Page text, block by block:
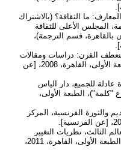
ما الثقافة؟ (بالاشتراك
المجلس الأعلى للثقافة
بالقاهرة، قسم الترجمة)،
منعطف القرن: دراسات ومقالات
سياسية واجتماعية واقتصادية، دار هفن، الطبعة الأولى، القاهرة، 2008، [عن
عادلة للجميع، دار الياس
"كلمة")، الطبعة الأولى،
والثورة الفرنسية، المركز
نظريات التغيير
السياسىّ والتنمية، المركز القومى للترجمة، الطبعة الأولى، القاهرة، 2011،